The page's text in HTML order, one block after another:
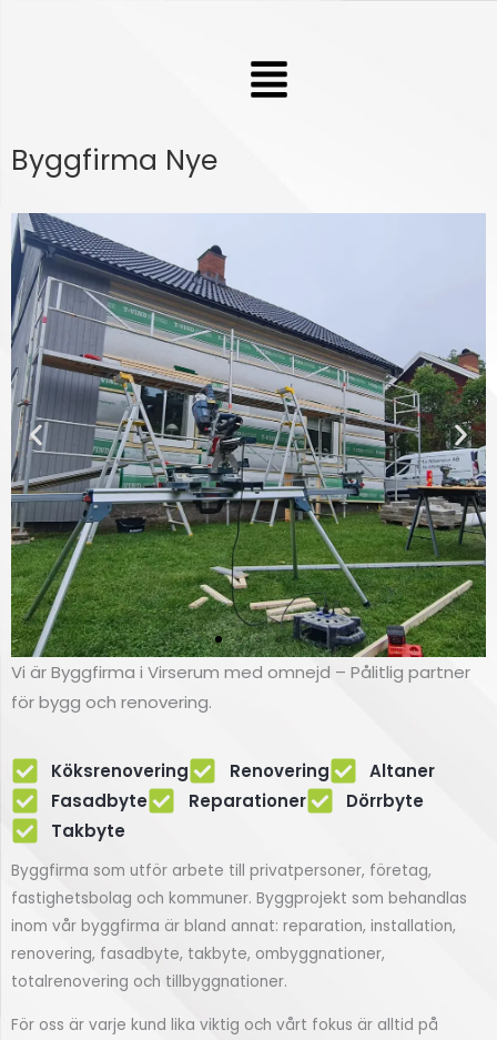
Meny
Byggfirma Nye
Renovering
Fasadbyte i Virserum
Vi är Byggfirma i Virserum med omnejd – Pålitlig partner
för bygg och renovering.
Köksrenovering Renovering
Altaner
Fasadbyte
Reparationer
Dörrbyte
Takbyte
Byggfirma som utför arbete till privatpersoner, företag,
fastighetsbolag och kommuner. Byggprojekt som behandlas
inom vår byggfirma är bland annat: reparation, installation,
renovering, fasadbyte, takbyte, ombyggnationer,
totalrenovering och tillbyggnationer.
För oss är varje kund lika viktig och vårt fokus är alltid på